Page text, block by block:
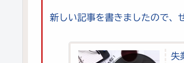
新しい記事を書きましたので、
失